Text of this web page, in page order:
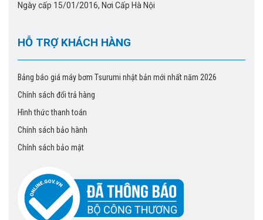
Ngày cấp 15/01/2016, Nơi Cấp Hà Nội
HỖ TRỢ KHÁCH HÀNG
Bảng báo giá máy bơm Tsurumi nhật bản mới nhất năm 2026
Chính sách đổi trả hàng
Hình thức thanh toán
Chính sách bảo hành
Chính sách bảo mật